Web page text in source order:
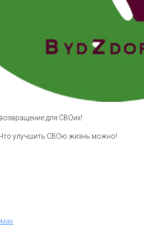
для СВОих!
улучшить СВОю жизнь можно!